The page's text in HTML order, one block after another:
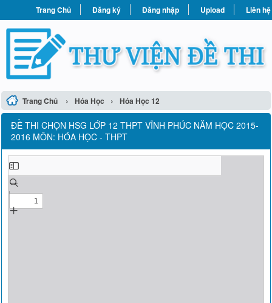
Trang Chủ Đăng ký Đăng nhập Upload Liên hệ
Trang Chủ › Hóa Học › Hóa Học 12
ĐỀ THI CHỌN HSG LỚP 12 THPT VĨNH PHÚC NĂM HỌC 2015-
2016 MÔN: HÓA HỌC - THPT